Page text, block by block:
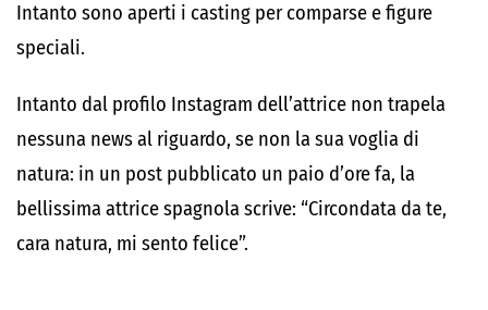
Intanto sono aperti i casting per comparse e figure
speciali.
Intanto dal profilo Instagram dell’attrice non trapela
nessuna news al riguardo, se non la sua voglia di
natura: in un post pubblicato un paio d’ore fa, la
bellissima attrice spagnola scrive: “Circondata da te,
cara natura, mi sento felice”.